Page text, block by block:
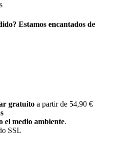
Estamos encantados de
gratuito a partir de 54,90 €
el medio ambiente.
SSL